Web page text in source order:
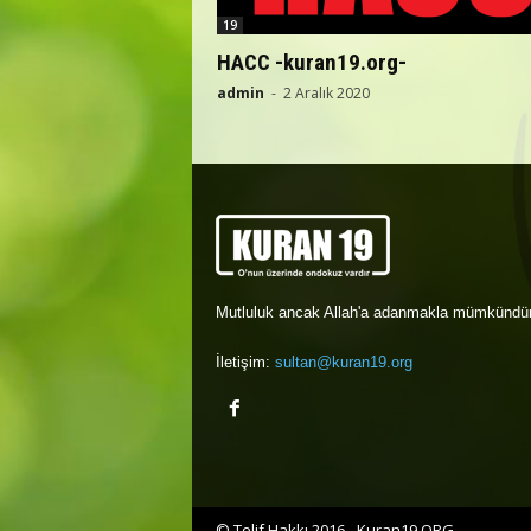
19
HACC -kuran19.org-
admin - 2 Aralık 2020
Mutluluk ancak Allah'a adanmakla
İletişim: sultan@kuran19.org